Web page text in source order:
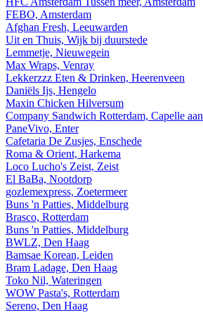
FEBO, Amsterdam
Afghan Fresh, Leeuwarden
Uit en Thuis, Wijk bij duurstede
Lemmetje, Nieuwegein
Max Wraps, Venray
Lekkerzzz Eten & Drinken, Heerenveen
Daniëls Ijs, Hengelo
Maxin Chicken Hilversum
Company Sandwich Rotterdam, Capelle
PaneVivo, Enter
Cafetaria De Zusjes, Enschede
Roma & Orient, Harkema
Loco Lucho's Zeist, Zeist
El BaBa, Nootdorp
gozlemexpress, Zoetermeer
Buns 'n Patties, Middelburg
Brasco, Rotterdam
Buns 'n Patties, Middelburg
BWLZ, Den Haag
Bamsae Korean, Leiden
Bram Ladage, Den Haag
Toko Nil, Wateringen
WOW Pasta's, Rotterdam
Sereno, Den Haag